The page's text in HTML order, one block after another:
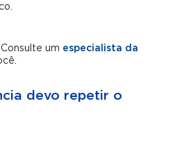
um especialista da
devo repetir o